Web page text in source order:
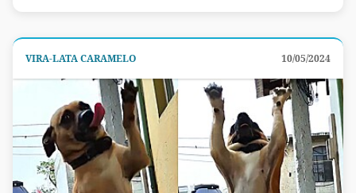
VIRA-LATA CARAMELO 10/05/2024